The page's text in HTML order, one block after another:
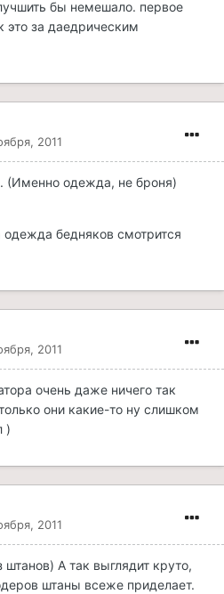
бы немешало. первое
это за даедрическим
2011
(Именно одежда, не броня)
одежда бедняков смотрится
2011
очень даже ничего так
они какие-то ну слишком
)
2011
А так выглядит круто,
штаны всеже приделает.